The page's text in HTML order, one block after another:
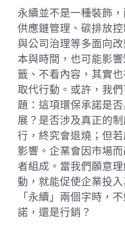
永續並不是一種裝飾
供應鏈管理、碳排放
與公司治理等多面向
本與時間，也可能影
籤、不看內容，其實
取代行動。或許，我
題：這項環保承諾是
展？是否涉及真正的
行，終究會退燒；但
影響。企業會因市場
者組成。當我們願意
動，就能促使企業投
「永續」兩個字時，
諾，還是行銷？